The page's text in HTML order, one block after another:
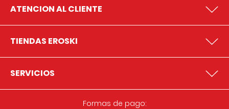
ATENCION AL CLIENTE
TIENDAS EROSKI
SERVICIOS
Formas de pago: